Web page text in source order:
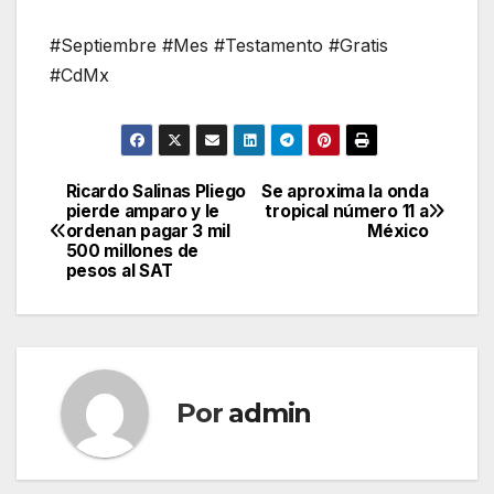
#Septiembre #Mes #Testamento #Gratis
#CdMx
Navegación
de
entradas
Se aproxima la onda
tropical número 11 a
México
Ricardo Salinas Pliego
pierde amparo y le
ordenan pagar 3 mil
500 millones de
pesos al SAT
Por admin